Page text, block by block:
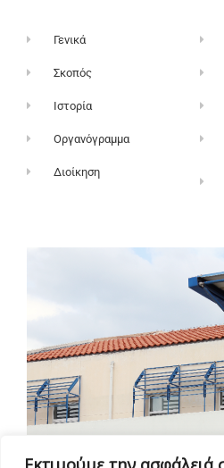
Γενικά
Σκοπός
Ιστορία
Οργανόγραμμα
Διοίκηση